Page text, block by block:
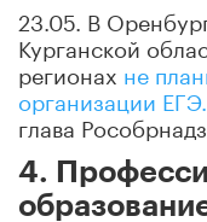
23.05. В
Курганской
регионах не
организации ЕГЭ.
глава
4.